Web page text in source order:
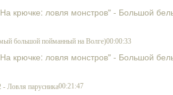
крючке: ловля монстров" - Большой
00:00:33
крючке: ловля монстров" - Большой
00:21:47